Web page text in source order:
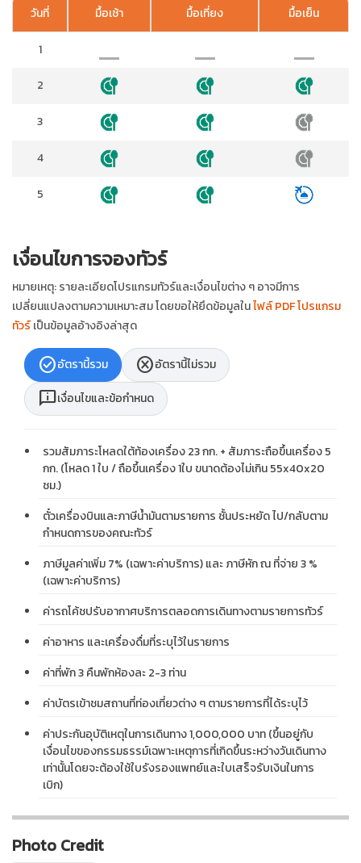
วันที่ มื้อเช้า มื้อเที่ยง มื้อเย็น
1
2
3
4
5
เงื่อนไขการจองทัวร์
หมายเหตุ: รายละเอียดโปรแกรมทัวร์และเงื่อนไขต่าง ๆ อาจมีการ
เปลี่ยนแปลงตามความเหมาะสม โดยขอให้ยึดข้อมูลในไฟล์ PDF โปรแกรม
ทัวร์เป็นข้อมูลอ้างอิงล่าสุด
check_circleอัตรานี้รวม cancelอัตรานี้ไม่รวม
chat_infoเงื่อนไขและข้อกำหนด
รวมสัมภาระโหลดใต้ท้องเครื่อง 23 กก. + สัมภาระถือขึ้นเครื่อง 5
กก. (โหลด 1 ใบ / ถือขึ้นเครื่อง 1ใบ ขนาดต้องไม่เกิน 55x40x20
ชม.)
ตั๋วเครื่องบินและภาษีน้ำมันตามรายการ ชั้นประหยัด ไป/กลับตาม
กำหนดการของคณะทัวร์
ภาษีมูลค่าเพิ่ม 7% (เฉพาะค่าบริการ) และ ภาษีหัก ณ ที่จ่าย 3 %
(เฉพาะค่าบริการ)
ค่ารถโค้ชปรับอากาศบริการตลอดการเดินทางตามรายการทัวร์
ค่าอาหาร และเครื่องดื่มที่ระบุไว้ในรายการ
ค่าที่พัก 3 คืนพักห้องละ 2-3 ท่าน
ค่าบัตรเข้าชมสถานที่ท่องเที่ยวต่าง ๆ ตามรายการที่ได้ระบุไว้
ค่าประกันอุบัติเหตุในการเดินทาง 1,000,000 บาท (ขึ้นอยู่กับ
เงื่อนไขของกรรมธรรม์เฉพาะเหตุการที่เกิดขึ้นระหว่างวันเดินทาง
เท่านั้นโดยจะต้องใช้ใบรังรองแพทย์และใบเสร็จรับเงินในการ
เบิก)
Photo Credit